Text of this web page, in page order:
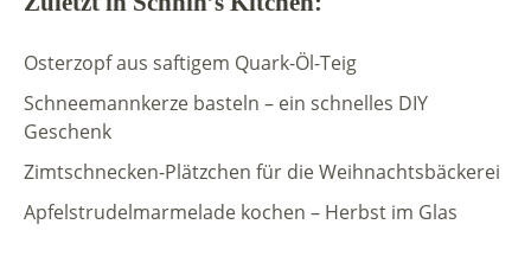
Osterzopf aus saftigem Quark-Öl-Teig
Schneemannkerze basteln – ein schnelles DIY
Geschenk
Zimtschnecken-Plätzchen für die Weihnachtsbäckerei
Apfelstrudelmarmelade kochen – Herbst im Glas